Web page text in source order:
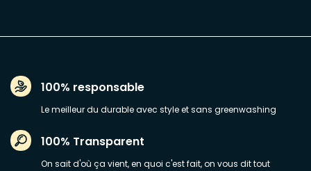
100% responsable
Le meilleur du durable avec style et sans greenwashing
100% Transparent
On sait d'où ça vient, en quoi c'est fait, on vous dit tout